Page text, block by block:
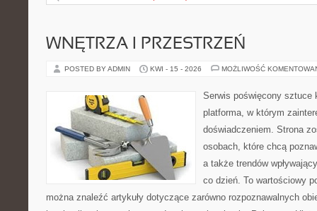
WNĘTRZA I PRZESTRZEŃ
POSTED BY ADMIN KWI - 15 - 2026 MOŻLIWOŚĆ
Serwis poświęcony sztuce
platforma, w którym
doświadczeniem. Strona
osobach, które chcą
a także trendów
co dzień. To wartościowy
można znaleźć artykuły dotyczące zarówno rozpoznawalnych